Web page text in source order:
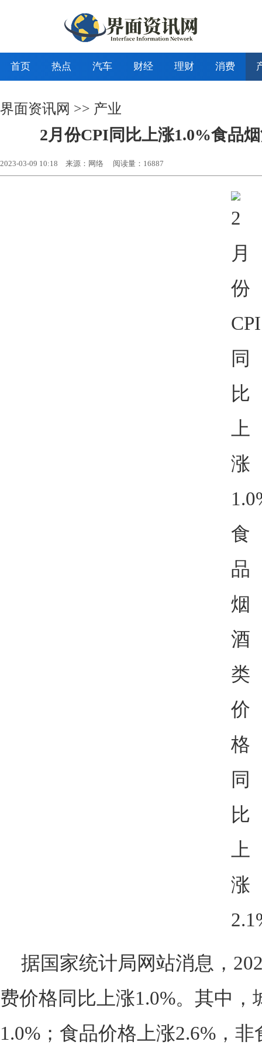
首页 热点 汽车 财经 理财 消费
界面资讯网 >> 产业
2月份CPI同比上涨1.0%食品
2023-03-09 10:18 来源：网络 阅读量：16887
据国家统计局网站消息，
费价格同比上涨1.0%。其中，
1.0%；食品价格上涨2.6%，